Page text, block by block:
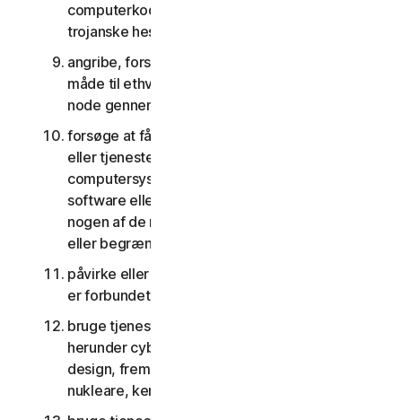
computerkode eller skadelige filer, for eksempel
trojanske heste, orme og tidsindstillede bomber
angribe, forstyrre, nægte tjenester på nogen
måde til ethvert andet netværk, computer eller
node gennem tjenesterne
forsøge at få uautoriseret adgang til software
eller tjenester eller andre brugeres konti eller
computersystemer eller netværk forbundet til
software eller tjenester eller forsøge at omgå
nogen af de måder, hvorpå vi beskytter imod
eller begrænser adgang til tjenesterne
påvirke eller forstyrre servere eller netværk, der
er forbundet til nogen tjenester
bruge tjenesterne til noget militært formål,
herunder cyberkrigsførelse, våbenudvikling,
design, fremstilling eller produktion af missiler,
nukleare, kemiske eller biologiske våben